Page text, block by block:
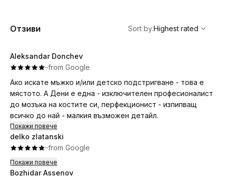
Отзиви
Highest rated
Sort by:Highest rated
Aleksandar Donchev
··from Google
Ако искате мъжко и/или детско подстригване - това е
мястото. А Дени е една - изключителен професионалист
до мозъка на костите си, перфекционист - изпипващ
всичко до най - малкия възможен детайл.
Покажи повече
delko zlatanski
··from Google
Покажи повече
Bozhidar Assenov